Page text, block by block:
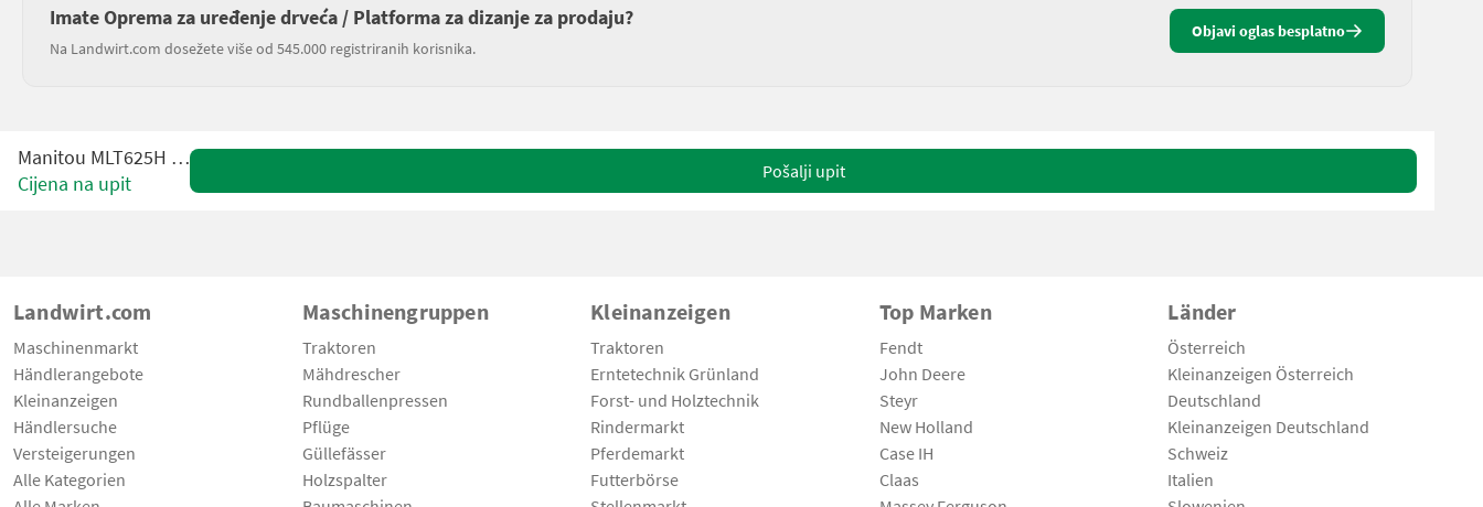
Imate Oprema za uređenje drveća / Platforma za dizanje za prodaju?
Na Landwirt.com dosežete više od 545.000 registriranih korisnika.
Objavi oglas besplatno
Manitou MLT625H ST3B
Cijena na upit
Pošalji upit
Landwirt.com
Maschinenmarkt
Händlerangebote
Kleinanzeigen
Händlersuche
Versteigerungen
Alle Kategorien
Maschinengruppen
Traktoren
Mähdrescher
Rundballenpressen
Pflüge
Güllefässer
Holzspalter
Kleinanzeigen
Traktoren
Erntetechnik Grünland
Forst- und Holztechnik
Rindermarkt
Pferdemarkt
Futterbörse
Top Marken
Fendt
John Deere
Steyr
New Holland
Case IH
Claas
Länder
Österreich
Kleinanzeigen Österreich
Deutschland
Kleinanzeigen Deutschland
Schweiz
Italien